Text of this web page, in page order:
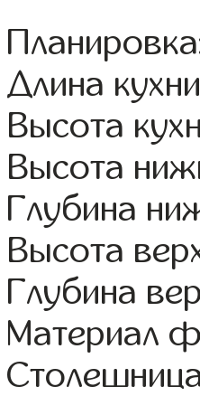
Длина
Высота
Высота
Глубина
Высота
Глубина
Материал